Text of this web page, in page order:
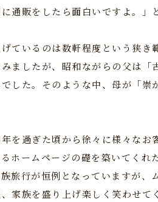
通販をしたら面白いですよ。」
ているのは数軒程度という狭
ましたが、昭和ながらの父は
した。そのような中、母が「
を過ぎた頃から徐々に様々な
ホームページの礎を築いてく
旅行が恒例となっていますが
家族を盛り上げ楽しく笑わせ